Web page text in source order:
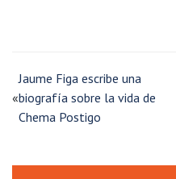
«
Jaume Figa escribe una
biografía sobre la vida de
Chema Postigo